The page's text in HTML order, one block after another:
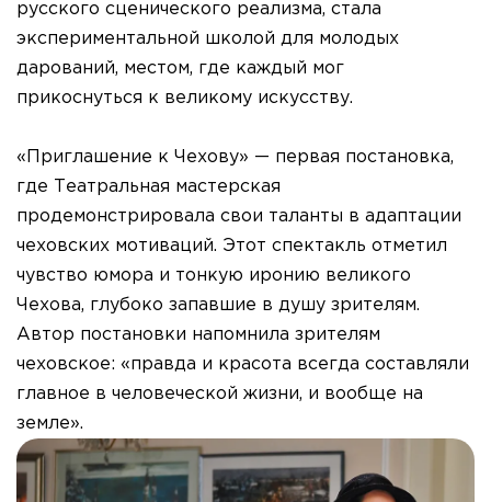
русского сценического реализма, стала
экспериментальной школой для молодых
дарований, местом, где каждый мог
прикоснуться к великому искусству.
«Приглашение к Чехову» — первая постановка,
где Театральная мастерская
продемонстрировала свои таланты в адаптации
чеховских мотиваций. Этот спектакль отметил
чувство юмора и тонкую иронию великого
Чехова, глубоко запавшие в душу зрителям.
Автор постановки напомнила зрителям
чеховское: «правда и красота всегда составляли
главное в человеческой жизни, и вообще на
земле».